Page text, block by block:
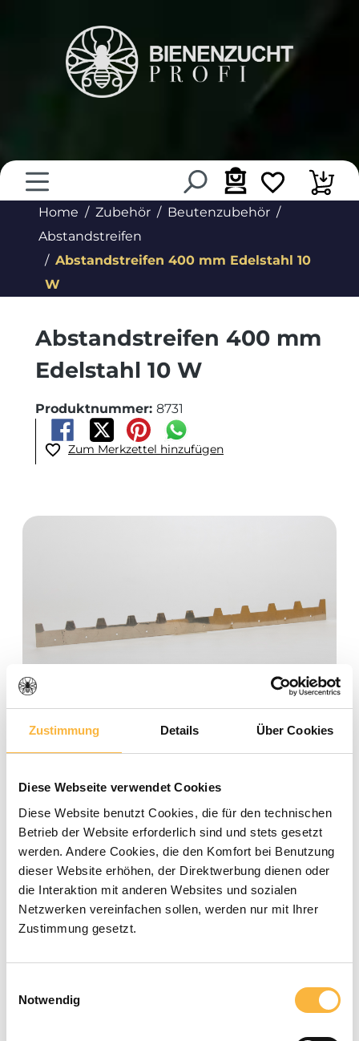
Zustimmung Details Über Cookies
Diese Webseite verwendet Cookies
Diese Website benutzt Cookies, die für den technischen
Betrieb der Website erforderlich sind und stets gesetzt
werden. Andere Cookies, die den Komfort bei Benutzung
dieser Website erhöhen, der Direktwerbung dienen oder
die Interaktion mit anderen Websites und sozialen
Netzwerken vereinfachen sollen, werden nur mit Ihrer
Zustimmung gesetzt.
Notwendig
Home Zubehör
Beutenzubehör
Abstandstreifen
Abstandstreifen 400 mm Edelstahl 10
W
Abstandstreifen 400 mm
Edelstahl 10 W
Produktnummer: 8731
Zum Merkzettel hinzufügen
Bildergalerie überspringen
1,20 €*
Preise inkl. MwSt. zzgl. Versandkosten
Verfügbar in der angegebenen Lieferzeit
Zahlungsarten